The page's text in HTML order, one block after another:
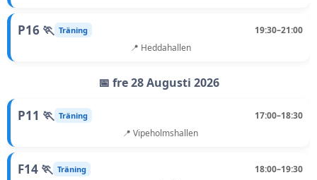
P16 🏃 Träning
19:30–21:00
📍 Heddahallen
📅 fre 28 Augusti 2026
P11 🏃 Träning
17:00–18:30
📍 Vipeholmshallen
F14 🏃 Träning
18:00–19:30